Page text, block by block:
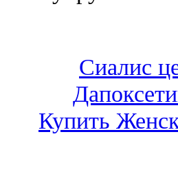
Сиалис
Купить